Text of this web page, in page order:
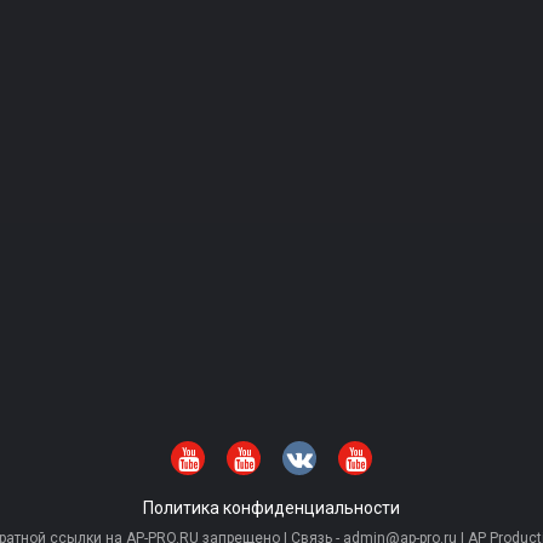
Политика конфиденциальности
ссылки на AP-PRO.RU запрещено | Связь - admin@ap-pro.ru | AP